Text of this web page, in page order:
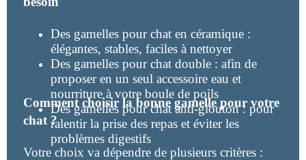
Des gamelles pour chat en céramique :
élégantes, stables, faciles à nettoyer
Des gamelles pour chat double : afin de
proposer en un seul accessoire eau et
nourriture à votre boule de poils
Des gamelles pour chat anti-glouton : pour
ralentir la prise des repas et éviter les
problèmes digestifs
Comment choisir la bonne gamelle pour votre
chat ?
Votre choix va dépendre de plusieurs critères :